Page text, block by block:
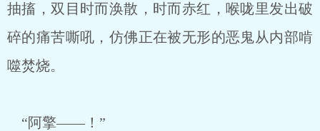
抽搐，双目时而涣散，时而赤红，喉咙里发出破
碎的痛苦嘶吼，仿佛正在被无形的恶鬼从内部啃
噬焚烧。
“阿擎——！”